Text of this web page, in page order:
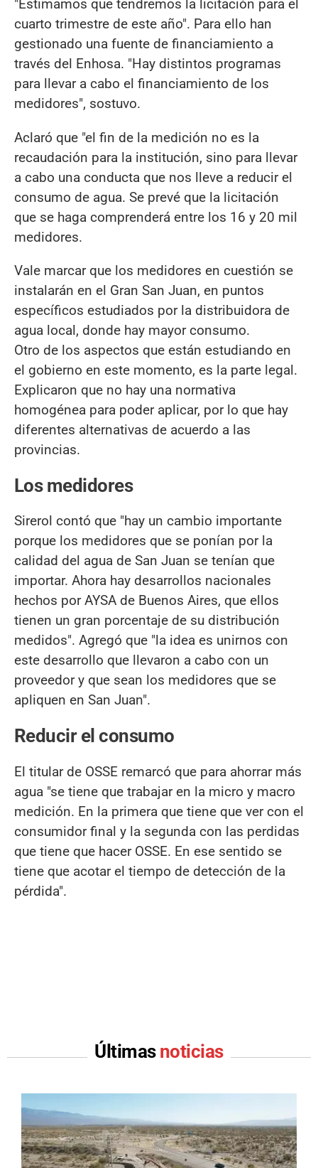
"Estimamos que tendremos la licitación para el
cuarto trimestre de este año". Para ello han
gestionado una fuente de financiamiento a
través del Enhosa. "Hay distintos programas
para llevar a cabo el financiamiento de los
medidores", sostuvo.
Aclaró que "el fin de la medición no es la
recaudación para la institución, sino para llevar
a cabo una conducta que nos lleve a reducir el
consumo de agua. Se prevé que la licitación
que se haga comprenderá entre los 16 y 20 mil
medidores.
Vale marcar que los medidores en cuestión se
instalarán en el Gran San Juan, en puntos
específicos estudiados por la distribuidora de
agua local, donde hay mayor consumo.
Otro de los aspectos que están estudiando en
el gobierno en este momento, es la parte legal.
Explicaron que no hay una normativa
homogénea para poder aplicar, por lo que hay
diferentes alternativas de acuerdo a las
provincias.
Los medidores
Sirerol contó que "hay un cambio importante
porque los medidores que se ponían por la
calidad del agua de San Juan se tenían que
importar. Ahora hay desarrollos nacionales
hechos por AYSA de Buenos Aires, que ellos
tienen un gran porcentaje de su distribución
medidos". Agregó que "la idea es unirnos con
este desarrollo que llevaron a cabo con un
proveedor y que sean los medidores que se
apliquen en San Juan".
Reducir el consumo
El titular de OSSE remarcó que para ahorrar más
agua "se tiene que trabajar en la micro y macro
medición. En la primera que tiene que ver con el
consumidor final y la segunda con las perdidas
que tiene que hacer OSSE. En ese sentido se
tiene que acotar el tiempo de detección de la
pérdida".
Últimas noticias